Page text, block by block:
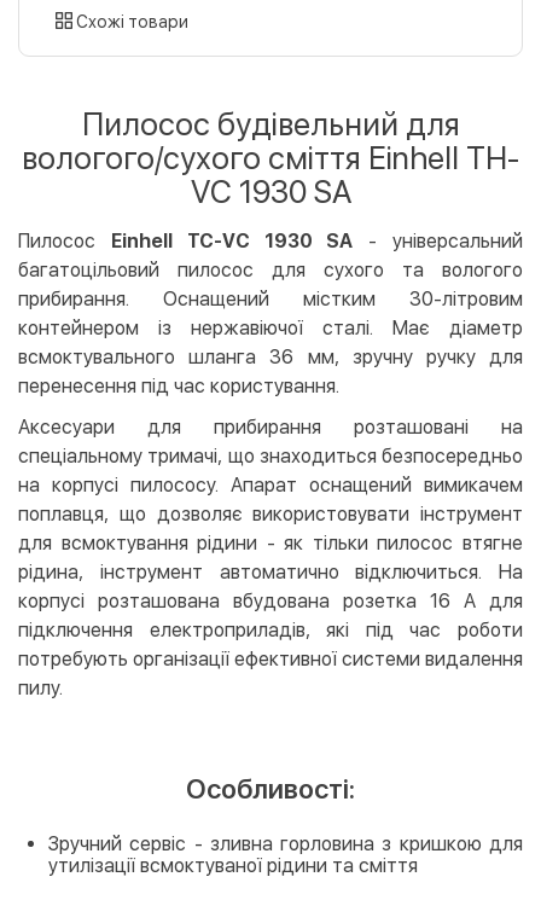
картою
LiqPay
Apple Pay
Безготівковий розрахунок
Оплата на карту юр.особи
Оплата на рахунок юр.особи
Безкоштовно
Кредит
Оплата частинами (Приватбанк)
Покупка частинами (Монобанк)
Схожі товари
Пилосос будівельний для
вологого/сухого сміття Einhell TH-
VC 1930 SA
Пилосос Einhell TC-VC 1930 SA - універсальний
багатоцільовий пилосос для сухого та вологого
прибирання. Оснащений містким 30-літровим
контейнером із нержавіючої сталі. Має діаметр
всмоктувального шланга 36 мм, зручну ручку для
перенесення під час користування.
Аксесуари для прибирання розташовані на
спеціальному тримачі, що знаходиться безпосередньо
на корпусі пилососу. Апарат оснащений вимикачем
поплавця, що дозволяє використовувати інструмент
для всмоктування рідини - як тільки пилосос втягне
рідина, інструмент автоматично відключиться. На
корпусі розташована вбудована розетка 16 А для
підключення електроприладів, які під час роботи
потребують організації ефективної системи видалення
пилу.
Особливості:
Зручний сервіс - зливна горловина з кришкою для
утилізації всмоктуваної рідини та сміття